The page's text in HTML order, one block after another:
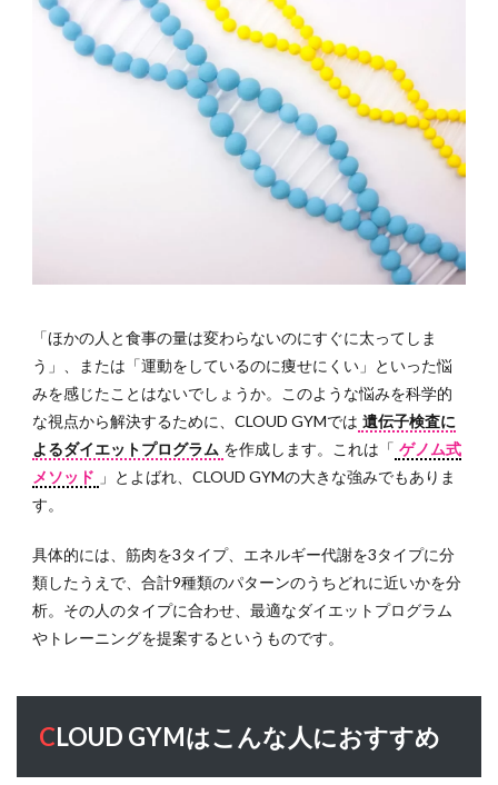
「ほかの人と食事の量は変わらないのにすぐに太ってしま
う」、または「運動をしているのに痩せにくい」といった悩
みを感じたことはないでしょうか。このような悩みを科学的
な視点から解決するために、CLOUD GYMでは 遺伝子検査に
よるダイエットプログラム を作成します。これは「 ゲノム式
メソッド 」とよばれ、CLOUD GYMの大きな強みでもありま
す。
具体的には、筋肉を3タイプ、エネルギー代謝を3タイプに分
類したうえで、合計9種類のパターンのうちどれに近いかを分
析。その人のタイプに合わせ、最適なダイエットプログラム
やトレーニングを提案するというものです。
CLOUD GYMはこんな人におすすめ